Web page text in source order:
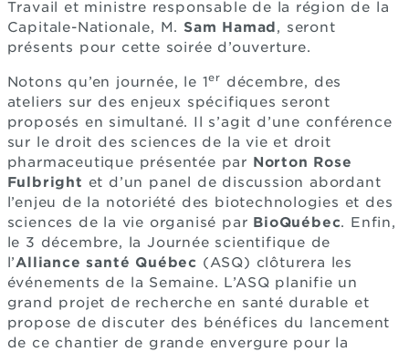
Travail et ministre responsable de la région de la
Capitale-Nationale, M. Sam Hamad, seront
présents pour cette soirée d’ouverture.
Notons qu’en journée, le 1er décembre, des
ateliers sur des enjeux spécifiques seront
proposés en simultané. Il s’agit d’une conférence
sur le droit des sciences de la vie et droit
pharmaceutique présentée par Norton Rose
Fulbright et d’un panel de discussion abordant
l’enjeu de la notoriété des biotechnologies et des
sciences de la vie organisé par BioQuébec. Enfin,
le 3 décembre, la Journée scientifique de
l’Alliance santé Québec (ASQ) clôturera les
événements de la Semaine. L’ASQ planifie un
grand projet de recherche en santé durable et
propose de discuter des bénéfices du lancement
de ce chantier de grande envergure pour la